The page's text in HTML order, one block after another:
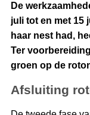
De
juli tot en met 15
haar nest had,
Ter
groen op de
Afsluiting